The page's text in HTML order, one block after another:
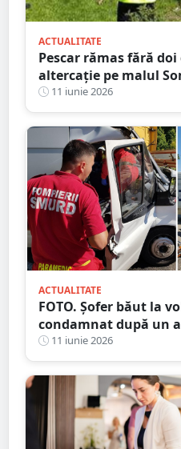
ACTUALITATE
Pescar rămas fără
altercație pe malul
niște petrecăreți din
11 iunie 2026
ACTUALITATE
FOTO. Șofer băut la
condamnat după un
județul Satu Mare.
peste 24.000 de euro
11 iunie 2026